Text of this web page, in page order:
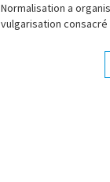
Normalisation a
vulgarisation consacré